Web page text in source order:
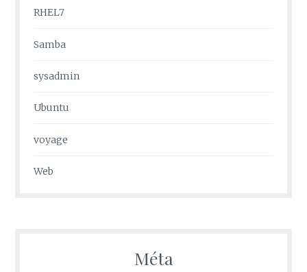
RHEL7
Samba
sysadmin
Ubuntu
voyage
Web
Méta